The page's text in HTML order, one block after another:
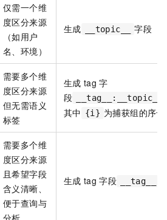
仅需一个维
度区分来源
（如用户
名、环境）
生成 __topic__ 字段
需要多个维
度区分来源
但无需语义
标签
生成 tag 字
段
其中 {i} 为捕获组的序号
需要多个维
度区分来源
且希望字段
含义清晰、
便于查询与
分析
生成 tag 字段